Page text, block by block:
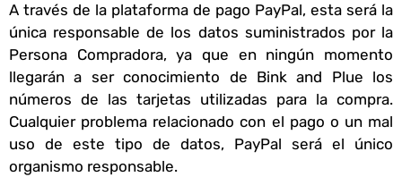
A través de la plataforma de pago PayPal, esta será la
única responsable de los datos suministrados por la
Persona Compradora, ya que en ningún momento
llegarán a ser conocimiento de Bink and Plue los
números de las tarjetas utilizadas para la compra.
Cualquier problema relacionado con el pago o un mal
uso de este tipo de datos, PayPal será el único
organismo responsable.